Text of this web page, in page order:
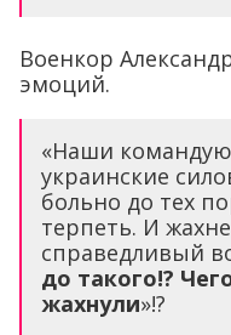
Военкор
эмоций.
«Наши
украинские
больно до тех
терпеть. И
справедливый
до такого!?
жахнули»!?